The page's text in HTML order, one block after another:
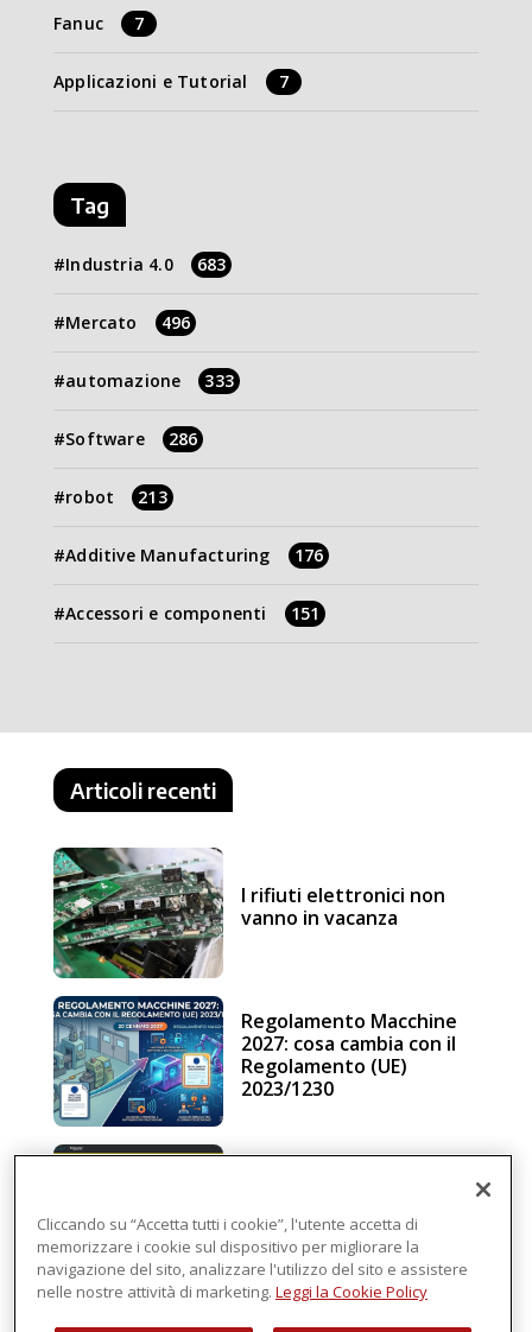
Fanuc 7
Applicazioni e Tutorial 7
Tag
Industria 4.0 683
Mercato 496
automazione 333
Software 286
robot 213
Additive Manufacturing 176
Accessori e componenti 151
Articoli recenti
I rifiuti elettronici non
vanno in vacanza
Regolamento Macchine
2027: cosa cambia con il
Regolamento (UE)
2023/1230
intelligenza in cloud
Cliccando su “Accetta tutti i cookie”, l'utente accetta di
memorizzare i cookie sul dispositivo per migliorare la
navigazione del sito, analizzare l'utilizzo del sito e assistere
nelle nostre attività di marketing. Leggi la Cookie Policy